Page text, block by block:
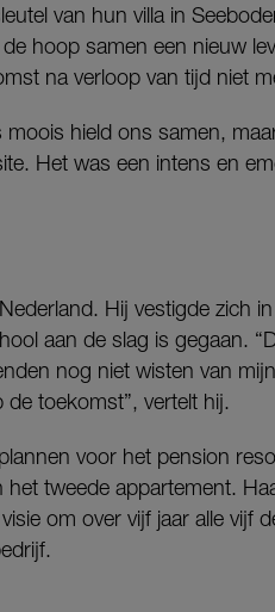
van hun villa in
hoop samen een nieuw
na verloop van tijd niet
hield ons samen,
Het was een intens en
Hij vestigde zich
aan de slag is gegaan.
nog niet wisten van
toekomst”, vertelt hij.
voor het pension
tweede appartement.
om over vijf jaar alle vijf